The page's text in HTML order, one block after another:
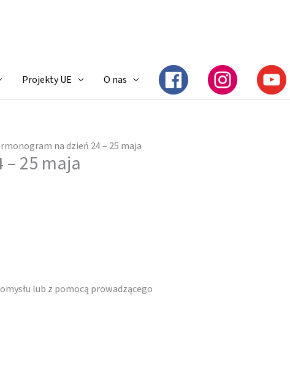
Projekty UE O nas
na dzień 24 – 25 maja
25 maja
lub z pomocą prowadzącego